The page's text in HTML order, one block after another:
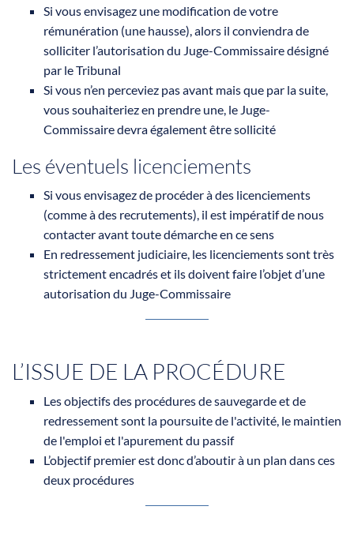
Si vous envisagez une modification de votre
rémunération (une hausse), alors il conviendra de
solliciter l’autorisation du Juge-Commissaire désigné
par le Tribunal
Si vous n’en perceviez pas avant mais que par la suite,
vous souhaiteriez en prendre une, le Juge-
Commissaire devra également être sollicité
Les éventuels licenciements
Si vous envisagez de procéder à des licenciements
(comme à des recrutements), il est impératif de nous
contacter avant toute démarche en ce sens
En redressement judiciaire, les licenciements sont très
strictement encadrés et ils doivent faire l’objet d’une
autorisation du Juge-Commissaire
L’ISSUE DE LA PROCÉDURE
Les objectifs des procédures de sauvegarde et de
redressement sont la poursuite de l'activité, le maintien
de l'emploi et l'apurement du passif
L’objectif premier est donc d’aboutir à un plan dans ces
deux procédures